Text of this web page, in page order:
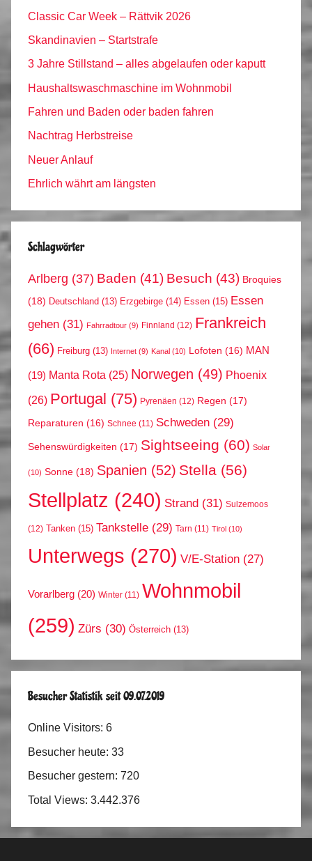
Classic Car Week – Rättvik 2026
Skandinavien – Startstrafe
3 Jahre Stillstand – alles abgelaufen oder kaputt
Haushaltswaschmaschine im Wohnmobil
Fahren und Baden oder baden fahren
Nachtrag Herbstreise
Neuer Anlauf
Ehrlich währt am längsten
Schlagwörter
Arlberg (37) Baden (41) Besuch (43) Broquies
(18) Deutschland (13) Erzgebirge (14) Essen (15) Essen
gehen (31) Fahrradtour (9) Finnland (12) Frankreich
(66) Freiburg (13) Internet (9) Kanal (10) Lofoten (16) MAN
(19) Manta Rota (25) Norwegen (49) Phoenix
(26) Portugal (75) Pyrenäen (12) Regen (17)
Reparaturen (16) Schnee (11) Schweden (29)
Sehenswürdigkeiten (17) Sightseeing (60) Solar
(10) Sonne (18) Spanien (52) Stella (56)
Stellplatz (240) Strand (31) Sulzemoos
(12) Tanken (15) Tankstelle (29) Tarn (11) Tirol (10)
Unterwegs (270) V/E-Station (27)
Vorarlberg (20) Winter (11) Wohnmobil
(259) Zürs (30) Österreich (13)
Besucher Statistik seit 09.07.2019
Online Visitors: 6
Besucher heute: 33
Besucher gestern: 720
Total Views: 3.442.376